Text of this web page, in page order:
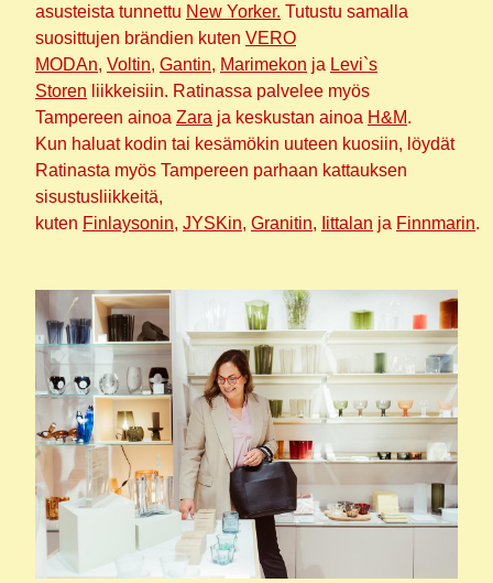
asusteista tunnettu New Yorker. Tutustu samalla
suosittujen brändien kuten VERO
MODAn, Voltin, Gantin, Marimekon ja Levi`s
Storen liikkeisiin. Ratinassa palvelee myös
Tampereen ainoa Zara ja keskustan ainoa H&M.
Kun haluat kodin tai kesämökin uuteen kuosiin, löydät
Ratinasta myös Tampereen parhaan kattauksen
sisustusliikkeitä,
kuten Finlaysonin, JYSKin, Granitin, Iittalan ja Finnmarin.